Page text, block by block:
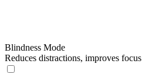
Blindness Mode
Reduces distractions, improves focus